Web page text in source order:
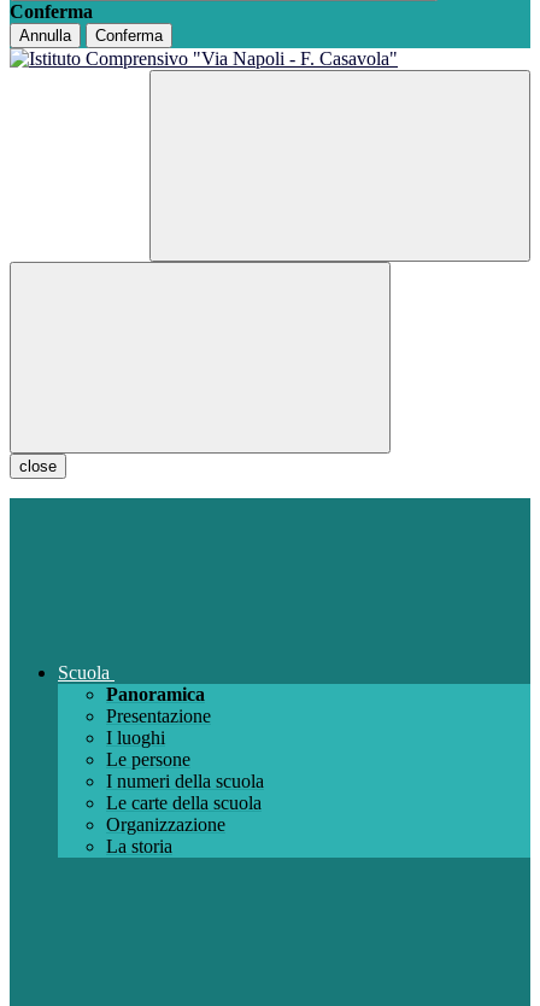
Conferma
Annulla Conferma
close
Scuola
Panoramica
Presentazione
I luoghi
Le persone
I numeri della scuola
Le carte della scuola
Organizzazione
La storia